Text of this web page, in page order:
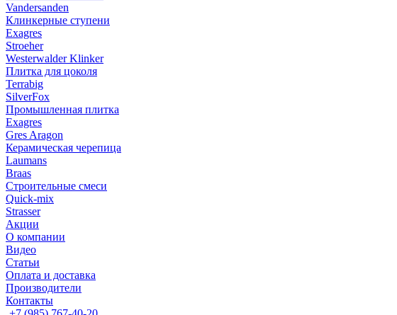
Vandersanden
Клинкерные ступени
Exagres
Stroeher
Westerwalder Klinker
Плитка для цоколя
Terrabig
SilverFox
Промышленная плитка
Exagres
Gres Aragon
Керамическая черепица
Laumans
Braas
Строительные смеси
Quick-mix
Strasser
Акции
О компании
Видео
Статьи
Оплата и доставка
Производители
Контакты